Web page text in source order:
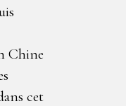
Chine
cet